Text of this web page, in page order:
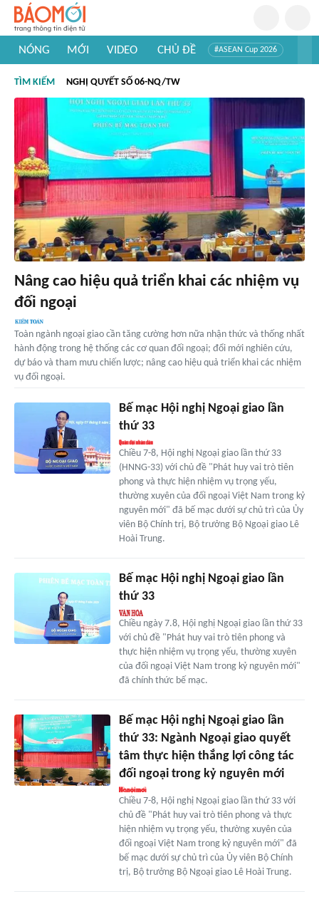
NÓNG MỚI VIDEO CHỦ ĐỀ #ASEAN Cup 2026
#Khám phá thế giới
TÌM KIẾM NGHỊ QUYẾT SỐ 06-NQ/TW
Nâng cao hiệu quả triển khai các nhiệm vụ
đối ngoại
Toàn ngành ngoại giao cần tăng cường hơn nữa nhận thức và thống nhất
hành động trong hệ thống các cơ quan đối ngoại; đổi mới nghiên cứu,
dự báo và tham mưu chiến lược; nâng cao hiệu quả triển khai các nhiệm
vụ đối ngoại.
Bế mạc Hội nghị Ngoại giao lần
thứ 33
Chiều 7-8, Hội nghị Ngoại giao lần thứ 33
(HNNG-33) với chủ đề "Phát huy vai trò tiên
phong và thực hiện nhiệm vụ trọng yếu,
thường xuyên của đối ngoại Việt Nam trong kỷ
nguyên mới" đã bế mạc dưới sự chủ trì của Ủy
viên Bộ Chính trị, Bộ trưởng Bộ Ngoại giao Lê
Hoài Trung.
Bế mạc Hội nghị Ngoại giao lần
thứ 33
Chiều ngày 7.8, Hội nghị Ngoại giao lần thứ 33
với chủ đề "Phát huy vai trò tiên phong và
thực hiện nhiệm vụ trọng yếu, thường xuyên
của đối ngoại Việt Nam trong kỷ nguyên mới"
đã chính thức bế mạc.
Bế mạc Hội nghị Ngoại giao lần
thứ 33: Ngành Ngoại giao quyết
tâm thực hiện thắng lợi công tác
đối ngoại trong kỷ nguyên mới
Chiều 7-8, Hội nghị Ngoại giao lần thứ 33 với
chủ đề "Phát huy vai trò tiên phong và thực
hiện nhiệm vụ trọng yếu, thường xuyên của
đối ngoại Việt Nam trong kỷ nguyên mới" đã
bế mạc dưới sự chủ trì của Ủy viên Bộ Chính
trị, Bộ trưởng Bộ Ngoại giao Lê Hoài Trung.